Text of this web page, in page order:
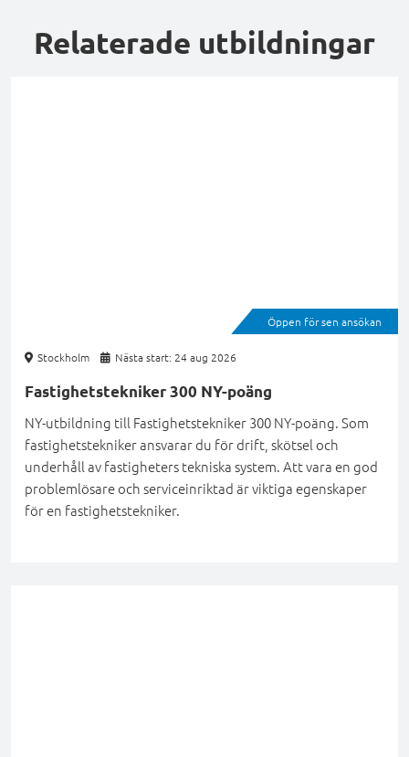
Relaterade utbildningar
Öppen för sen ansökan
Stockholm Nästa start: 24 aug 2026
Fastighetstekniker 300 NY-poäng
NY-utbildning till Fastighetstekniker 300 NY-poäng. Som
fastighetstekniker ansvarar du för drift, skötsel och
underhåll av fastigheters tekniska system. Att vara en god
problemlösare och serviceinriktad är viktiga egenskaper
för en fastighetstekniker.